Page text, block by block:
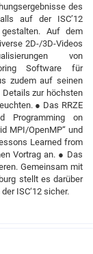
des
auf der ISC’12
Auf dem
2D-/3D-Videos
von
Software für
zudem auf seinen
Details zur höchsten
● Das RRZE
Programming on
MPI/OpenMP“ und
Learned from
Vortrag an. ● Das
Gemeinsam mit
stellt es darüber
ISC‘12 sicher.